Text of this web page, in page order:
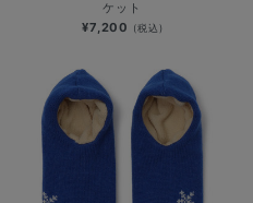
ケット
¥7,200 (税込)